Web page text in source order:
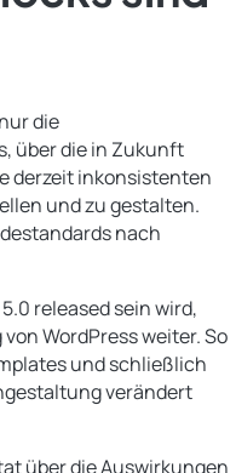
die
über die in Zukunft
derzeit inkonsistenten
und zu gestalten.
nach
released sein wird,
WordPress weiter. So
und schließlich
verändert
über die Auswirkungen